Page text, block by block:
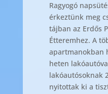
Ragyogó
érkeztünk meg
tájban az Erdős
Étteremhez. A
apartmanokban
heten
lakóautósoknak
nyitottak ki a